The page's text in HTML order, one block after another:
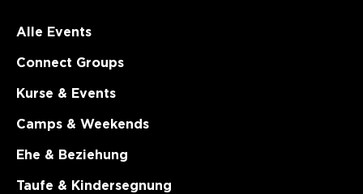
Alle Events
Connect Groups
Kurse & Events
Camps & Weekends
Ehe & Beziehung
Taufe & Kindersegnung